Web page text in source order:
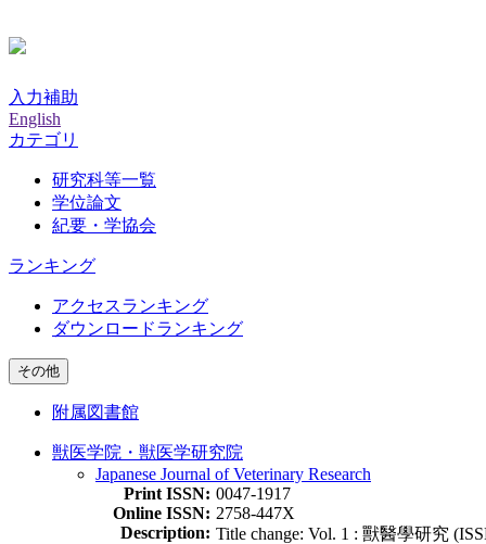
入力補助
English
カテゴリ
研究科等一覧
学位論文
紀要・学協会
ランキング
アクセスランキング
ダウンロードランキング
その他
附属図書館
獣医学院・獣医学研究院
Japanese Journal of Veterinary Research
Print ISSN: 0047-1917
Online ISSN: 2758-447X
Description: Title change: Vol. 1 : 獸醫學研究